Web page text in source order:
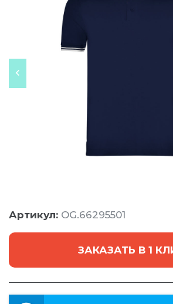
Артикул: OG.66295501
ЗАКАЗАТЬ В 1